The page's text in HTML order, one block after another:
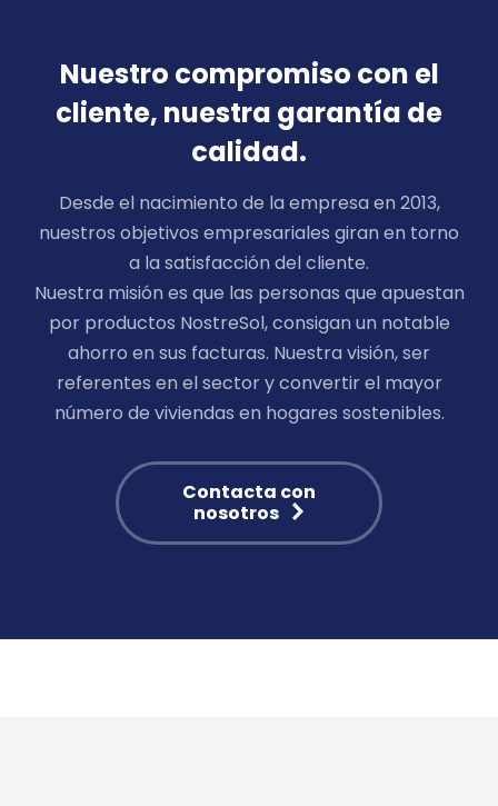
Nuestro compromiso con el
cliente, nuestra garantía de
calidad.
Desde el nacimiento de la empresa en 2013,
nuestros objetivos empresariales giran en torno
a la satisfacción del cliente.
Nuestra misión es que las personas que apuestan
por productos NostreSol, consigan un notable
ahorro en sus facturas. Nuestra visión, ser
referentes en el sector y convertir el mayor
número de viviendas en hogares sostenibles.
Contacta con
nosotros